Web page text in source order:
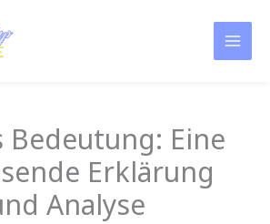
Bedeutung: Eine
Erklärung
Analyse